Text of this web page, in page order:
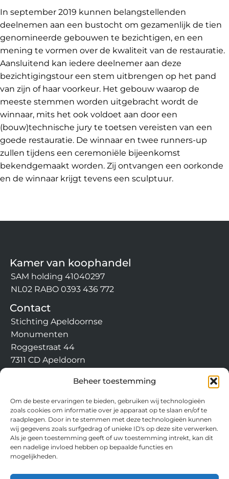
Beheer toestemming
Om de beste ervaringen te bieden, gebruiken wij technologieën
zoals cookies om informatie over je apparaat op te slaan en/of te
raadplegen. Door in te stemmen met deze technologieën kunnen
wij gegevens zoals surfgedrag of unieke ID's op deze site verwerken.
Als je geen toestemming geeft of uw toestemming intrekt, kan dit
een nadelige invloed hebben op bepaalde functies en
mogelijkheden.
In september 2019 kunnen belangstellenden
deelnemen aan een bustocht om gezamenlijk de tien
genomineerde gebouwen te bezichtigen, en een
mening te vormen over de kwaliteit van de restauratie.
Aansluitend kan iedere deelnemer aan deze
bezichtigingstour een stem uitbrengen op het pand
van zijn of haar voorkeur. Het gebouw waarop de
meeste stemmen worden uitgebracht wordt de
winnaar, mits het ook voldoet aan door een
(bouw)technische jury te toetsen vereisten van een
goede restauratie. De winnaar en twee runners-up
zullen tijdens een ceremoniële bijeenkomst
bekendgemaakt worden. Zij ontvangen een oorkonde
en de winnaar krijgt tevens een sculptuur.
Kamer van koophandel
SAM holding 41040297
NL02 RABO 0393 436 772
Contact
Stichting Apeldoornse
Monumenten
Roggestraat 44
7311 CD Apeldoorn